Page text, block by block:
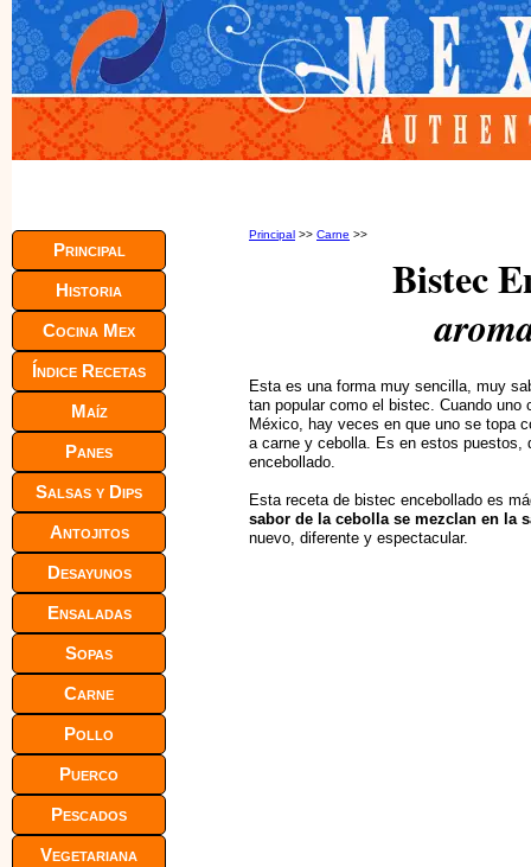
Principal >> Carne >>
Bistec
Esta es una forma muy sencilla, muy
tan popular como el bistec. Cuando
México, hay veces en que uno se topa
a carne y cebolla. Es en estos puestos,
encebollado.
Esta receta de bistec encebollado es
sabor de la cebolla se mezclan en la
nuevo, diferente y espectacular.
Principal
Historia
Cocina Mex
Índice Recetas
Maíz
Panes
Salsas y Dips
Antojitos
Desayunos
Ensaladas
Sopas
Carne
Pollo
Puerco
Pescados
Vegetariana